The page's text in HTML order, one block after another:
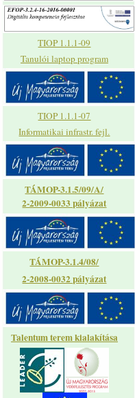
TIOP 1.1.1-09
Tanulói laptop program
TIOP 1.1.1-07
Informatikai infrastr. fejl.
TÁMOP-3.1.5/09/A/
2-2009-0033 pályázat
TÁMOP-3.1.4/08/
2-2008-0032 pályázat
Talentum terem kialakítása